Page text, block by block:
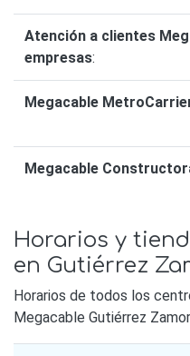
Atención a clientes
empresas:
Megacable
Megacable
Horarios y
en Gutiérrez
Horarios de todos los
Megacable Gutiérrez